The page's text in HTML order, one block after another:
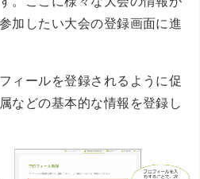
加したい大会の登録画面に進
ィールを登録されるように促
などの基本的な情報を登録し